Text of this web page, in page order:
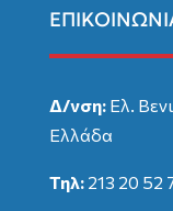
Δ/νση:Ελ.
Ελλάδα
Τηλ: 213 20 52